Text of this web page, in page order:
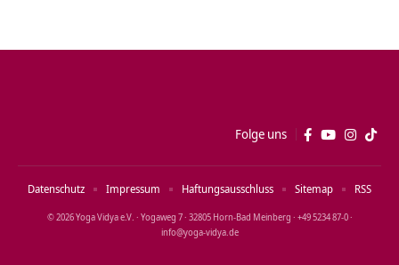
Folge uns
© 2026 Yoga Vidya e.V. · Yogaweg 7 · 32805 Horn‑Bad Meinberg · +49 5234 87‑0 ·
info@yoga‑vidya.de
Datenschutz Impressum Haftungsausschluss Sitemap RSS